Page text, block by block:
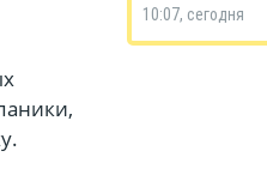
10:07, сегодня